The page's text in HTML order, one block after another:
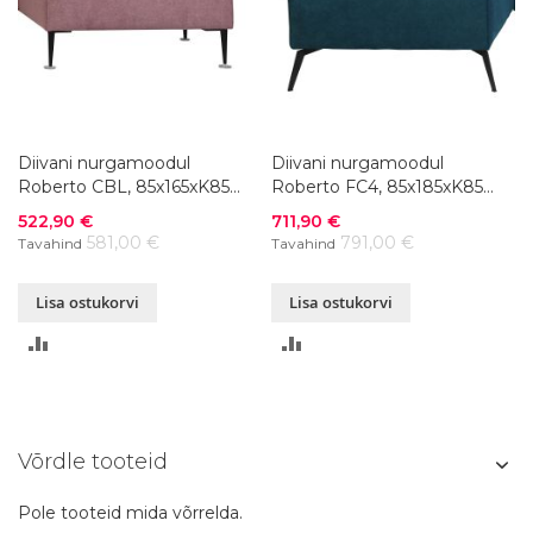
Diivani nurgamoodul
Roberto CBL, 85x165xK85
cm, värvivalik
Soodushind
522,90 €
Tavahind 581,00 €
Lisa ostukorvi
Diivani nurgamoodul
Roberto FC4, 85x185xK85
cm, värvivalik
Soodushind
711,90 €
Tavahind 791,00 €
Lisa ostukorvi
Võrdle tooteid
Pole tooteid mida võrrelda.